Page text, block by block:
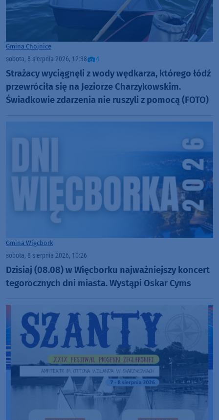
Gmina Chojnice
sobota, 8 sierpnia 2026, 12:38 4
Strażacy wyciągnęli z wody wędkarza, którego łódź
przewróciła się na Jeziorze Charzykowskim.
Świadkowie zdarzenia nie ruszyli z pomocą (FOTO)
Gmina Więcbork
sobota, 8 sierpnia 2026, 10:26
Dzisiaj (08.08) w Więcborku najważniejszy koncert
tegorocznych dni miasta. Wystąpi Oskar Cyms